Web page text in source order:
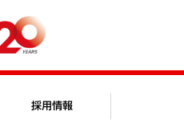
採用情報